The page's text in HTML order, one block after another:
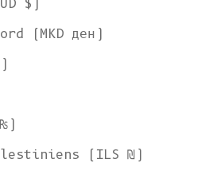
$)
(MKD ден)
(ILS ₪)